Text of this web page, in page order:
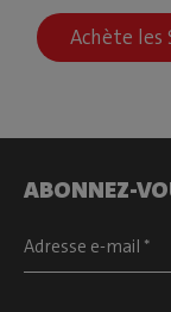
Achète les
ABONNEZ-